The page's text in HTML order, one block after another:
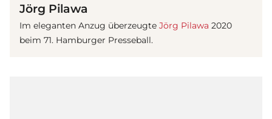
Jörg Pilawa
Im eleganten Anzug überzeugte Jörg Pilawa 2020
beim 71. Hamburger Presseball.